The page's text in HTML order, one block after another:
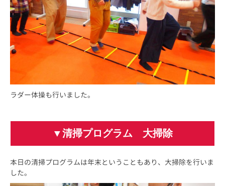
ラダー体操も行いました。
▼清掃プログラム 大掃除
本日の清掃プログラムは年末ということもあり、大掃除を行いま
した。